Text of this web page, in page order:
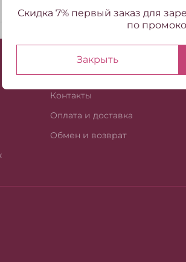
О компании
Контакты
Оплата и доставка
Обмен и возврат
Скидка 7% первый заказ для
по
Закрыть